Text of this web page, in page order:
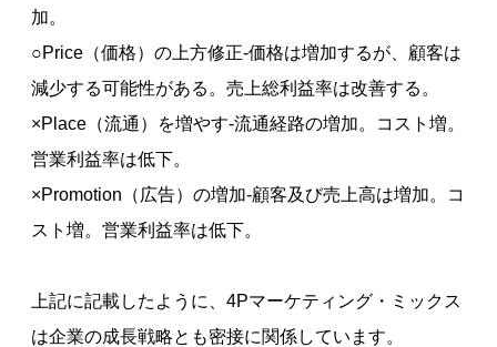
加。
○Price（価格）の上方修正-価格は増加するが、顧客は
減少する可能性がある。売上総利益率は改善する。
×Place（流通）を増やす-流通経路の増加。コスト増。
営業利益率は低下。
×Promotion（広告）の増加-顧客及び売上高は増加。コ
スト増。営業利益率は低下。
上記に記載したように、4Pマーケティング・ミックス
は企業の成長戦略とも密接に関係しています。